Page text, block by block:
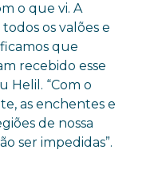
o que vi. A
os valões e
que
recebido esse
Helil. “Com o
as enchentes e
de nossa
ser impedidas”.